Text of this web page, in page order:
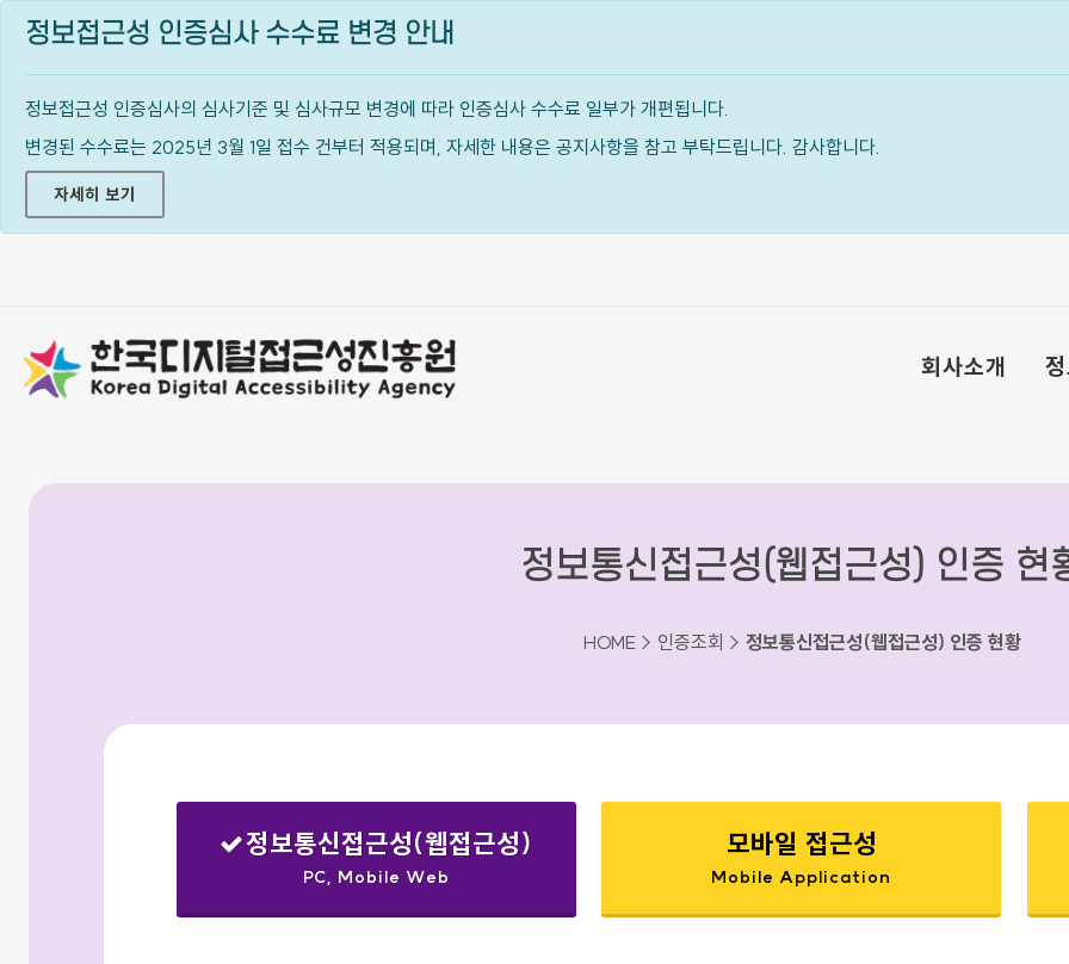
정보접근성 인증심사 수수료 변경 안내
정보접근성 인증심사의 심사기준 및 심사규모 변경에 따라 인증심사 수수료 일부가 개편됩니다.
변경된 수수료는 2025년 3월 1일 접수 건부터 적용되며, 자세한 내용은 공지사항을 참고 부탁드립니다. 감사합니다.
자세히 보기
회사소개
정보통신접근성(웹접근성) 인증 현
HOME > 인증조회 > 정보통신접근성(웹접근성) 인증 현황
정보통신접근성(웹접근성)
PC, Mobile Web
모바일 접근성
Mobile Application